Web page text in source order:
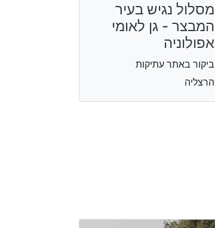
מסלול נגיש בעיר
המבצר - גן לאומי
אפולוניה
ביקור באתר עתיקות
הרצליה